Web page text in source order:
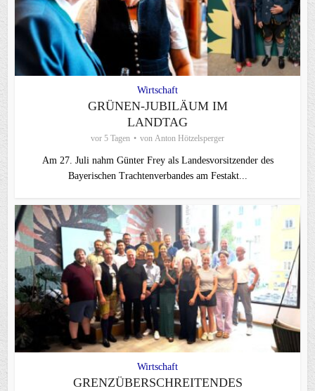
Wirtschaft
GRÜNEN-JUBILÄUM IM
LANDTAG
vor 5 Tagen von Anton Hötzelsperger
Am 27. Juli nahm Günter Frey als Landesvorsitzender des
Bayerischen Trachtenverbandes am Festakt...
Wirtschaft
GRENZÜBERSCHREITENDES